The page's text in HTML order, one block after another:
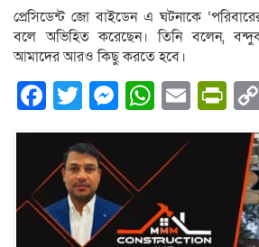
প্রেসিডেন্ট জো বাইডেন এ ঘটনাকে
বলে অভিহিত করেছেন। তিনি বলেন,
আমাদের আরও কিছু করতে হবে।
Facebook
Twitter